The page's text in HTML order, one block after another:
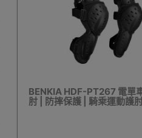
BENKIA HDF-PT267 電單
肘 | 防摔保護 | 騎乘運動護